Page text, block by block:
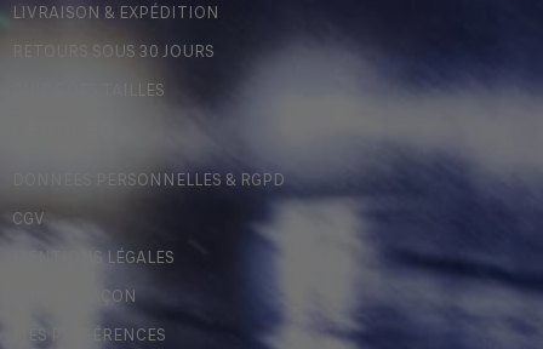
LIVRAISON & EXPÉDITION
RETOURS SOUS 30 JOURS
GUIDE DES TAILLES
DONNÉES PERSONNELLES & RGPD
CGV
MENTIONS LÉGALES
CONTREFAÇON
MES PRÉFÉRENCES